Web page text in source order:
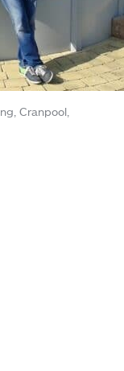
Cranpool,